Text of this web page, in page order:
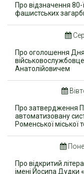
Про відзначення 80-
фашистських
Про оголошення
Анатолійовичем
Про затвердження
автоматизовану
Роменської міської
Про відкритий
імені Йосипа Дудки